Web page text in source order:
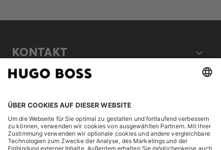
KONTAKT
ENTDECKEN